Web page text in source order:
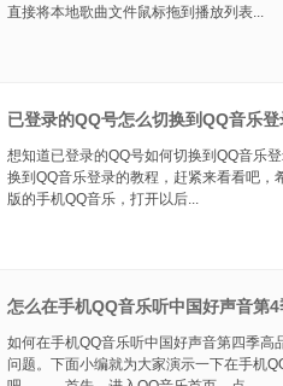
直接将本地歌曲文件鼠标拖到播放列表...
已登录的QQ号怎么切换到QQ音乐登
想知道已登录的QQ号如何切换到QQ音乐
换到QQ音乐登录的教程，赶紧来看看吧
版的手机QQ音乐，打开以后...
怎么在手机QQ音乐听中国好声音第
如何在手机QQ音乐听中国好声音第四季
问题。下面小编就为大家演示一下在手机